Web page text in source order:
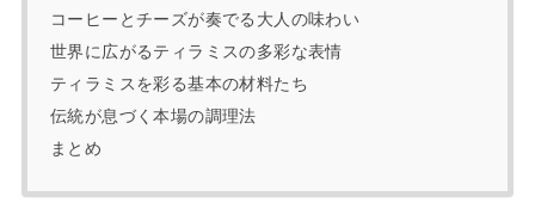
コーヒーとチーズが奏でる大人の味わい
世界に広がるティラミスの多彩な表情
ティラミスを彩る基本の材料たち
伝統が息づく本場の調理法
まとめ